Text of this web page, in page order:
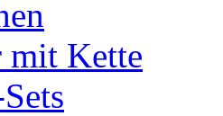
mit Kette